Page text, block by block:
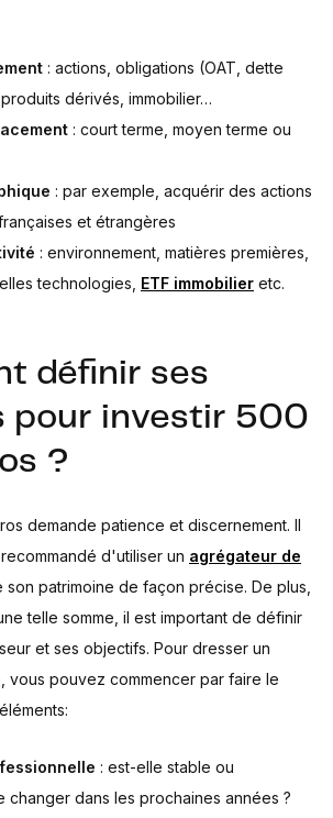
: actions, obligations (OAT, dette
dérivés, immobilier…
: court terme, moyen terme ou
: par exemple, acquérir des actions
et étrangères
: environnement, matières premières,
technologies, ETF immobilier etc.
définir ses
pour investir 500
?
demande patience et discernement. Il
d'utiliser un agrégateur de
son patrimoine de façon précise. De plus,
telle somme, il est important de définir
et ses objectifs. Pour dresser un
vous pouvez commencer par faire le
: est-elle stable ou
changer dans les prochaines années ?